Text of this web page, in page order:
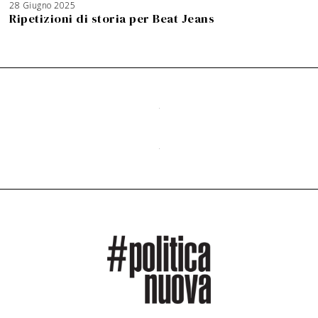
28 Giugno 2025
Ripetizioni di storia per Beat Jeans